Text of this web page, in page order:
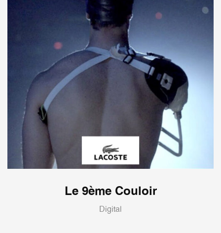
Le 9ème Couloir
Digital